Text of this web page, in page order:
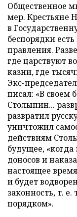
Общественное
мер. Крестьяне
в
беспорядки
правления.
где царствуют
казни, где
Экс-
писал: «В своем
Столыпин...
развратил
уничтожил
действиям
будущее, «когда
доносов и
настоящее
и будет
законность, т.
порядком».